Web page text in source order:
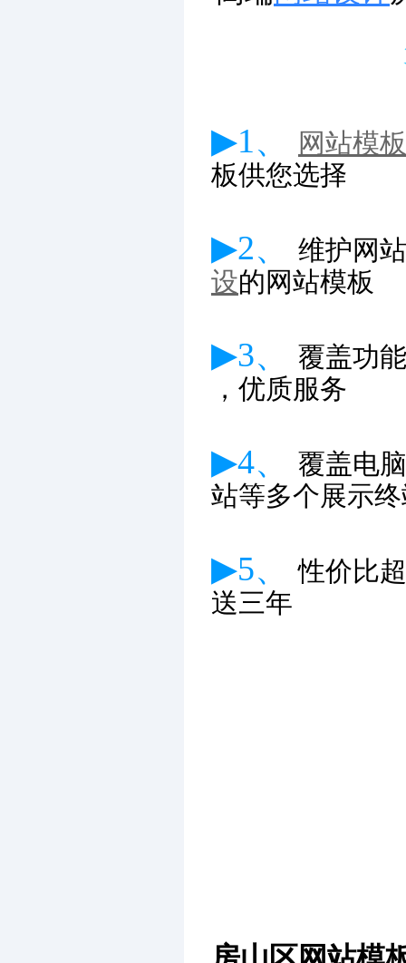
▶1、
网站模板
板供您选择
▶2、
维护网
设的网站模板
▶3、
覆盖功
，优质服务
▶4、
覆盖电
站等多个展示
▶5、性价比
送三年